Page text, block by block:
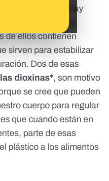
sino que hay
dentro de lo que
de ellos contienen
sirven para estabilizar
Dos de esas
dioxinas*, son motivo
se cree que pueden
cuerpo para regular
que cuando están en
parte de esas
plástico a los alimentos